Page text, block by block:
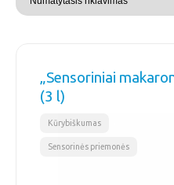
„Sensoriniai
(3 l)
Kūrybiškumas
Sensorinės priemonės